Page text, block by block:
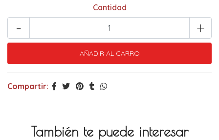
Cantidad
+
-
Compartir:
También te puede interesar